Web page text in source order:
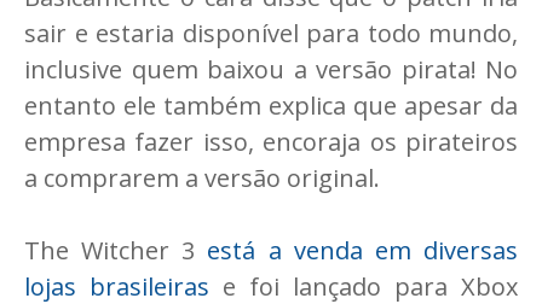
sair e estaria disponível para todo mundo,
inclusive quem baixou a versão pirata! No
entanto ele também explica que apesar da
empresa fazer isso, encoraja os pirateiros
a comprarem a versão original.
The Witcher 3 está a venda em diversas
lojas brasileiras e foi lançado para Xbox